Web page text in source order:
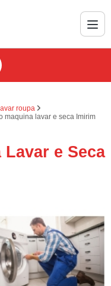
roupa
maquina lavar e seca Imirim
e Seca